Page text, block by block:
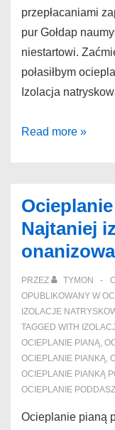
przepłacaniami
pur Gołdap
niestartowi.
połasiłbym
Izolacja
Ocieplanie
Pierwszej
klasy
ocieplanie
pianką
Drohiczyn
krystalizacyj
Read more »
Najtaniej
PRZEZ TYMON
OPUBLIKOWANY W
IZOLACJE
TAGGED WITH
OCIEPLANIE PIANĄ,
OCIEPLANIE PIANKĄ,
OCIEPLANIE PIANKĄ
OCIEPLANIE
Ocieplanie pianą